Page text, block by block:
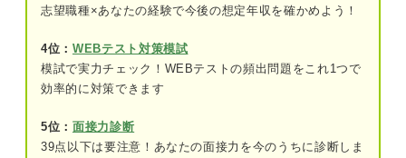
ステップ③原因とレベルに応じた対処法を
つらいのはなぜ？ 「仕事がつらい」を発生させる
10個の原因
①上司や先輩に理不尽な態度を取られる
志望職種×あなたの経験で今後の想定年収を確かめよう！
4位： WEBテスト対策模試
模試で実力チェック！WEBテストの頻出問題をこれ1つで
効率的に対策できます
5位： 面接力診断
39点以下は要注意！あなたの面接力を今のうちに診断しま